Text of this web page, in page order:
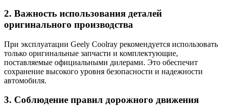
2. Важность использования деталей
оригинального производства
При эксплуатации Geely Coolray рекомендуется использовать
только оригинальные запчасти и комплектующие,
поставляемые официальными дилерами. Это обеспечит
сохранение высокого уровня безопасности и надежности
автомобиля.
3. Соблюдение правил дорожного движения